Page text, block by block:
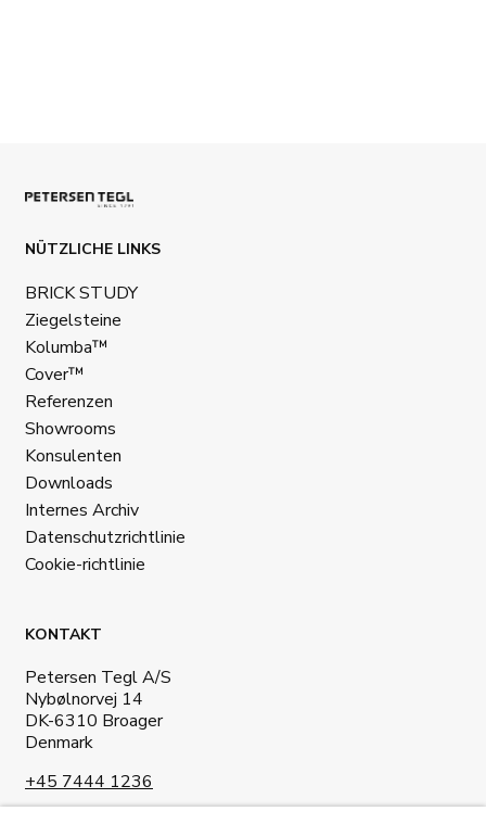
NÜTZLICHE LINKS
BRICK STUDY
Ziegelsteine
Kolumba™
Cover™
Referenzen
Showrooms
Konsulenten
Downloads
Internes Archiv
Datenschutzrichtlinie
Cookie-richtlinie
KONTAKT
Petersen Tegl A/S
Nybølnorvej 14
DK-6310 Broager
Denmark
+45 7444 1236